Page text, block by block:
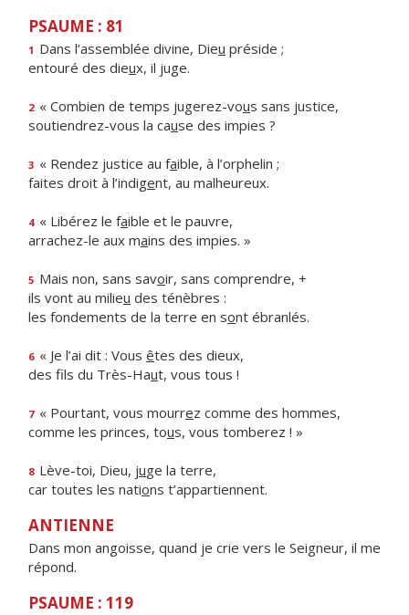
PSAUME : 81
1 Dans l’assemblée divine, Dieu préside ;
entouré des dieux, il juge.
2 « Combien de temps jugerez-vous sans justice,
soutiendrez-vous la cause des impies ?
3 « Rendez justice au faible, à l’orphelin ;
faites droit à l’indigent, au malheureux.
4 « Libérez le faible et le pauvre,
arrachez-le aux mains des impies. »
5 Mais non, sans savoir, sans comprendre, +
ils vont au milieu des ténèbres :
les fondements de la terre en sont ébranlés.
6 « Je l’ai dit : Vous êtes des dieux,
des fils du Très-Haut, vous tous !
7 « Pourtant, vous mourrez comme des hommes,
comme les princes, tous, vous tomberez ! »
8 Lève-toi, Dieu, juge la terre,
car toutes les nations t’appartiennent.
ANTIENNE
Dans mon angoisse, quand je crie vers le Seigneur, il me
répond.
PSAUME : 119